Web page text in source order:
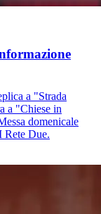
a "Strada
a "Chiese in
domenicale
Rete Due.